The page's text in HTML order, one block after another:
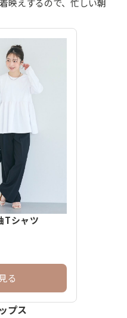
映えするので、忙しい朝
Tシャツ
る
プス